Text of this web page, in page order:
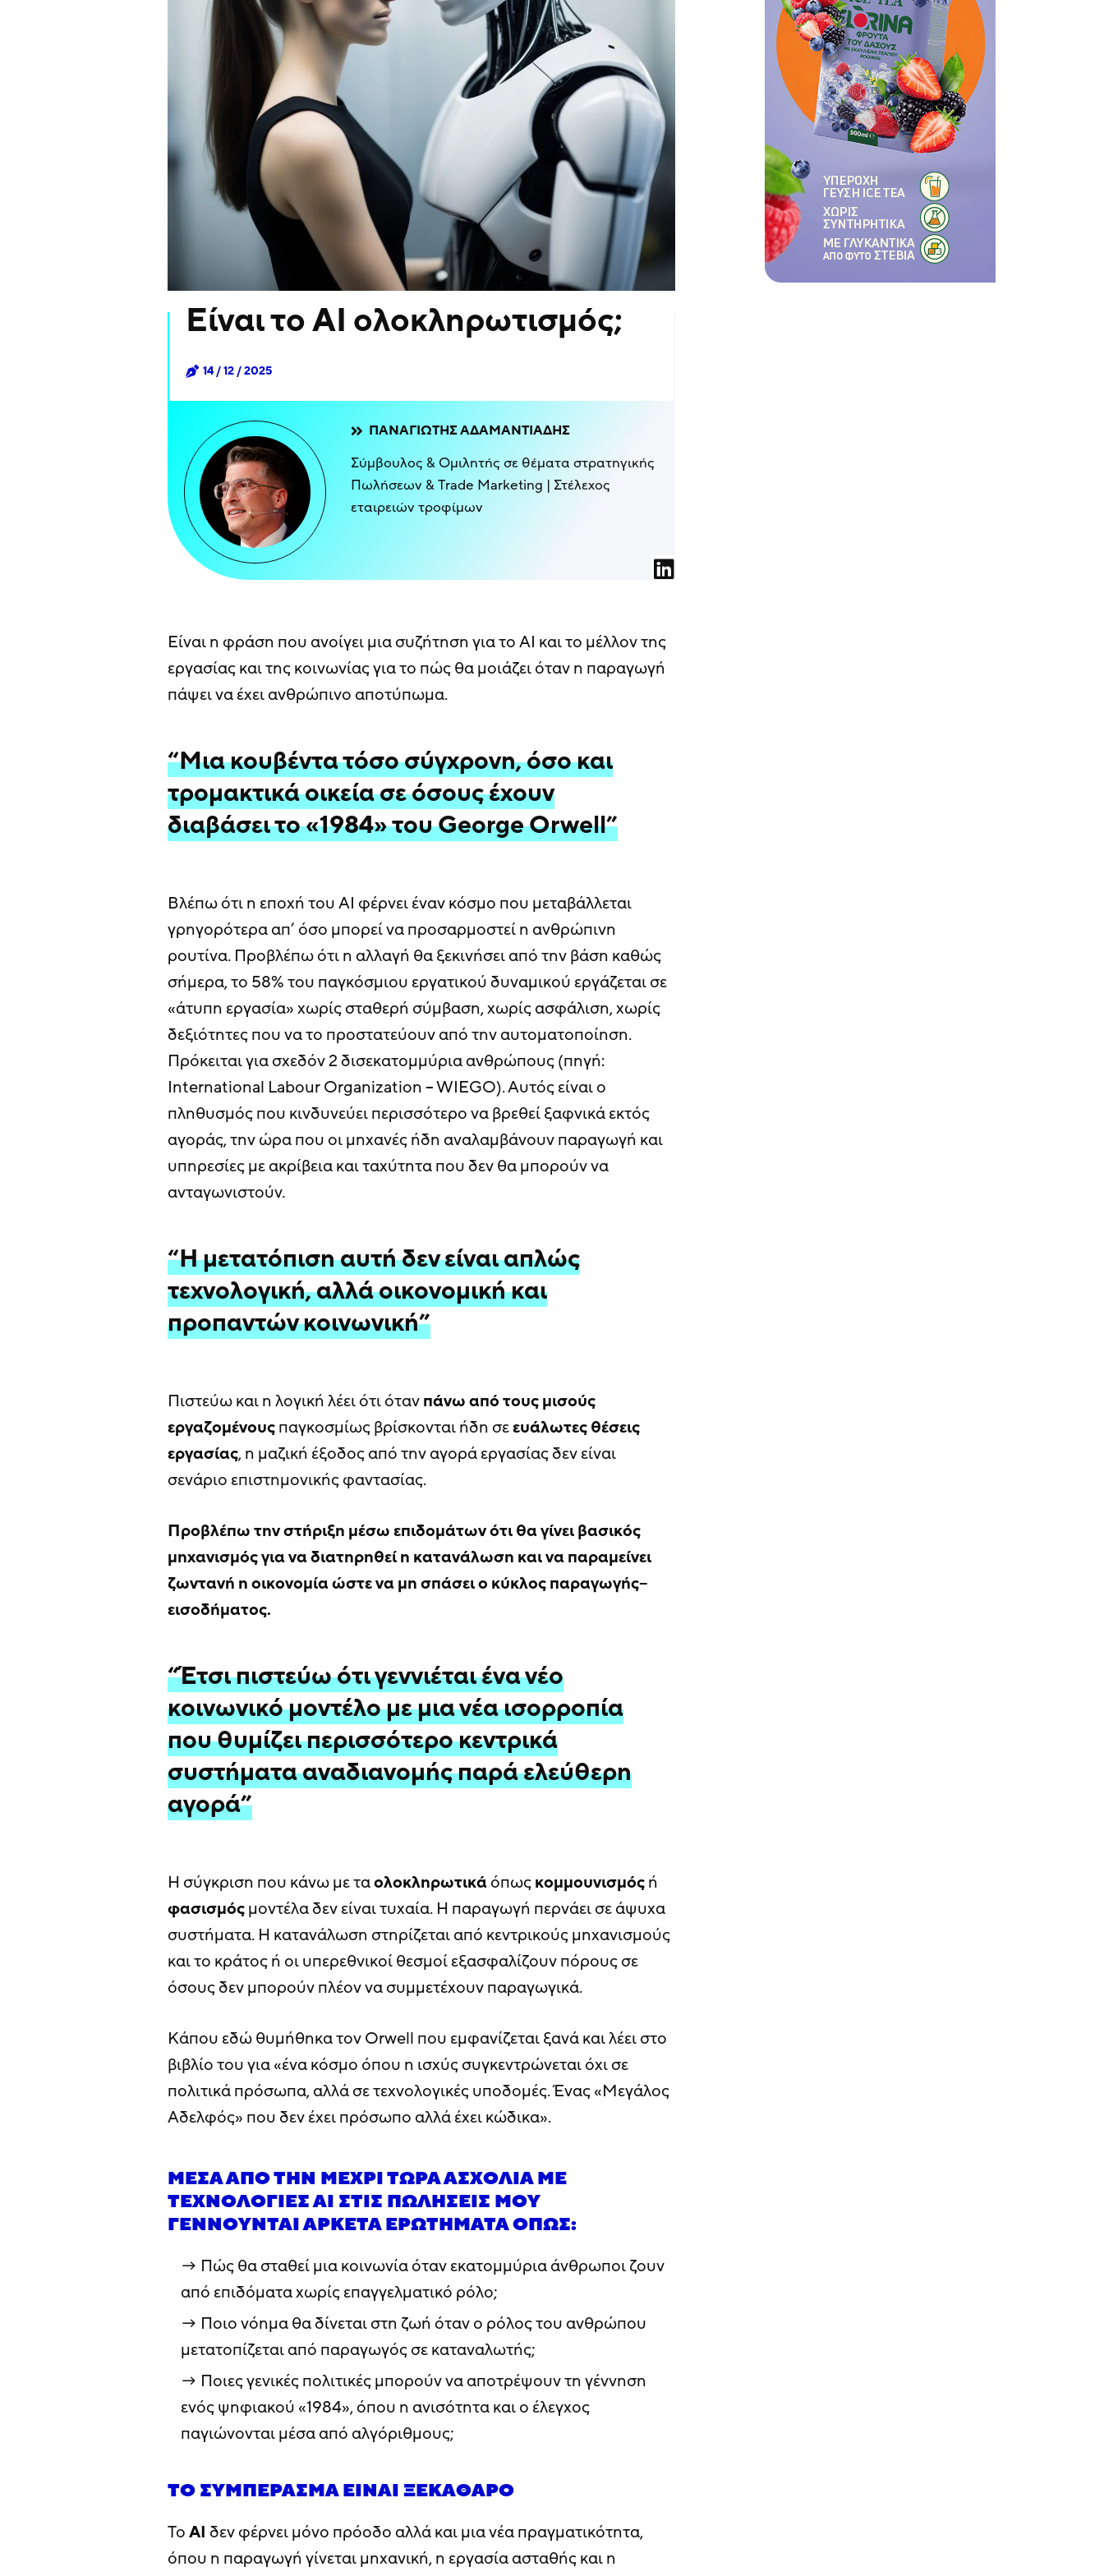
Είναι το AI ολοκληρωτισμός;
14 / 12 / 2025
ΠΑΝΑΓΙΏΤΗΣ ΑΔΑΜΑΝΤΙΆΔΗΣ
Σύμβουλος & Ομιλητής σε θέματα στρατηγικής
Πωλήσεων & Trade Marketing | Στέλεχος
εταιρειών τροφίμων
Είναι η φράση που ανοίγει μια συζήτηση για το AI και το μέλλον της
εργασίας και της κοινωνίας για το πώς θα μοιάζει όταν η παραγωγή
πάψει να έχει ανθρώπινο αποτύπωμα.
“Μια κουβέντα τόσο σύγχρονη, όσο και
τρομακτικά οικεία σε όσους έχουν
διαβάσει το «1984» του George Orwell”
Βλέπω ότι η εποχή του AI φέρνει έναν κόσμο που μεταβάλλεται
γρηγορότερα απ’ όσο μπορεί να προσαρμοστεί η ανθρώπινη
ρουτίνα. Προβλέπω ότι η αλλαγή θα ξεκινήσει από την βάση καθώς
σήμερα, το 58% του παγκόσμιου εργατικού δυναμικού εργάζεται σε
«άτυπη εργασία» χωρίς σταθερή σύμβαση, χωρίς ασφάλιση, χωρίς
δεξιότητες που να το προστατεύουν από την αυτοματοποίηση.
Πρόκειται για σχεδόν 2 δισεκατομμύρια ανθρώπους (πηγή:
International Labour Organization – WIEGO). Αυτός είναι ο
πληθυσμός που κινδυνεύει περισσότερο να βρεθεί ξαφνικά εκτός
αγοράς, την ώρα που οι μηχανές ήδη αναλαμβάνουν παραγωγή και
υπηρεσίες με ακρίβεια και ταχύτητα που δεν θα μπορούν να
ανταγωνιστούν.
“Η μετατόπιση αυτή δεν είναι απλώς
τεχνολογική, αλλά οικονομική και
προπαντών κοινωνική”
Πιστεύω και η λογική λέει ότι ότανπάνω από τους μισούς
εργαζομένουςπαγκοσμίως βρίσκονται ήδη σεευάλωτες θέσεις
εργασίας, η μαζική έξοδος από την αγορά εργασίας δεν είναι
σενάριο επιστημονικής φαντασίας.
Προβλέπω την στήριξη μέσω επιδομάτων ότι θα γίνει βασικός
μηχανισμός για να διατηρηθεί η κατανάλωση και να παραμείνει
ζωντανή η οικονομία ώστε να μη σπάσει ο κύκλος παραγωγής–
εισοδήματος.
“Έτσι πιστεύω ότι γεννιέται ένα νέο
κοινωνικό μοντέλο με μια νέα ισορροπία
που θυμίζει περισσότερο κεντρικά
συστήματα αναδιανομής παρά ελεύθερη
αγορά”
Η σύγκριση που κάνω με ταολοκληρωτικά όπωςκομμουνισμόςή
φασισμόςμοντέλα δεν είναι τυχαία. Η παραγωγή περνάει σε άψυχα
συστήματα. Η κατανάλωση στηρίζεται από κεντρικούς μηχανισμούς
και το κράτος ή οι υπερεθνικοί θεσμοί εξασφαλίζουν πόρους σε
όσους δεν μπορούν πλέον να συμμετέχουν παραγωγικά.
Κάπου εδώ θυμήθηκα τον Orwell που εμφανίζεται ξανά και λέει στο
βιβλίο του για «ένα κόσμο όπου η ισχύς συγκεντρώνεται όχι σε
πολιτικά πρόσωπα, αλλά σε τεχνολογικές υποδομές. Ένας «Μεγάλος
Αδελφός» που δεν έχει πρόσωπο αλλά έχει κώδικα».
ΜΈΣΑ ΑΠΌ ΤΗΝ ΜΈΧΡΙ ΤΏΡΑ ΑΣΧΟΛΊΑ ΜΕ
ΤΕΧΝΟΛΟΓΊΕΣ ΑΙ ΣΤΙΣ ΠΩΛΉΣΕΙΣ ΜΟΥ
ΓΕΝΝΟΎΝΤΑΙ ΑΡΚΕΤΆ ΕΡΩΤΉΜΑΤΑ ΌΠΩΣ:
Πώς θα σταθεί μια κοινωνία όταν εκατομμύρια άνθρωποι ζουν
από επιδόματα χωρίς επαγγελματικό ρόλο;
Ποιο νόημα θα δίνεται στη ζωή όταν ο ρόλος του ανθρώπου
μετατοπίζεται από παραγωγός σε καταναλωτής;
Ποιες γενικές πολιτικές μπορούν να αποτρέψουν τη γέννηση
ενός ψηφιακού «1984», όπου η ανισότητα και ο έλεγχος
παγιώνονται μέσα από αλγόριθμους;
ΤΟ ΣΥΜΠΈΡΑΣΜΑ ΕΊΝΑΙ ΞΕΚΆΘΑΡΟ
ΤοAI δεν φέρνει μόνο πρόοδο αλλά και μια νέα πραγματικότητα,
όπου η παραγωγή γίνεται μηχανική, η εργασία ασταθής και η